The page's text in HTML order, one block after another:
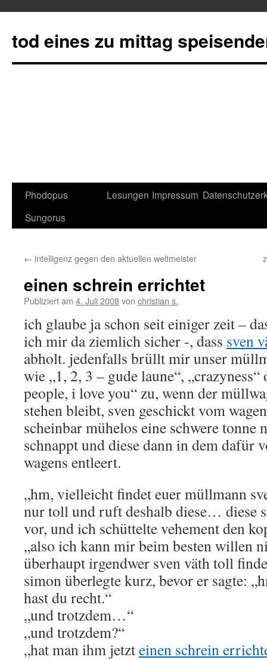
tod eines zu mittag
Springe
zum
Phodopus
Sungorus
Lesungen Impressum
← intelligenz gegen den aktuellen weltmeister
einen schrein errichtet
Publiziert am 4. Juli 2008von christian s.
ich glaube ja schon seit einiger zeit –
ich mir da ziemlich sicher -, dass sven
abholt. jedenfalls brüllt mir unser
wie „1, 2, 3 – gude laune“,
people, i love you“ zu, wenn der
stehen bleibt, sven geschickt vom
scheinbar mühelos eine schwere tonne
schnappt und diese dann in dem dafür
wagens entleert.
„hm, vielleicht findet euer müllmann
nur toll und ruft deshalb diese… diese
vor, und ich schüttelte vehement den
„also ich kann mir beim besten willen
überhaupt irgendwer sven väth toll
simon überlegte kurz, bevor er sagte:
hast du recht.“
„und trotzdem…“
„und trotzdem?“
„hat man ihm jetzteinen schrein